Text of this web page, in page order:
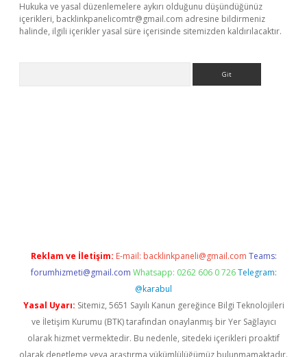
Hukuka ve yasal düzenlemelere aykırı olduğunu düşündüğünüz
içerikleri, backlinkpanelicomtr@gmail.com adresine bildirmeniz
halinde, ilgili içerikler yasal süre içerisinde sitemizden kaldırılacaktır.
Reklam ve İletişim: E-mail: backlinkpaneli@gmail.com Teams:
forumhizmeti@gmail.com Whatsapp: 0262 606 0 726 Telegram:
@karabul
Yasal Uyarı: Sitemiz, 5651 Sayılı Kanun gereğince Bilgi Teknolojileri
ve İletişim Kurumu (BTK) tarafından onaylanmış bir Yer Sağlayıcı
olarak hizmet vermektedir. Bu nedenle, sitedeki içerikleri proaktif
olarak denetleme veya araştırma yükümlülüğümüz bulunmamaktadır.